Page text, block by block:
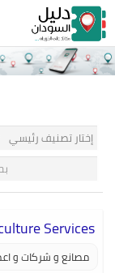
Services
مصانع و شركات و